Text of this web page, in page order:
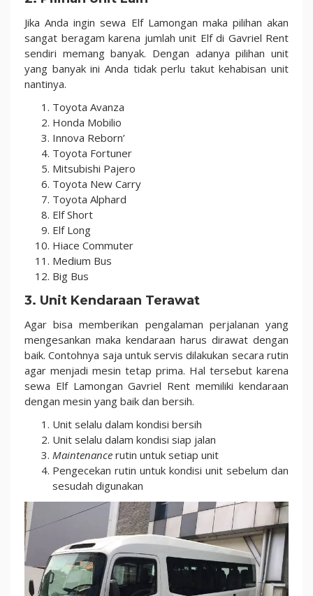
Jika Anda ingin sewa Elf Lamongan maka pilihan akan
sangat beragam karena jumlah unit Elf di Gavriel Rent
sendiri memang banyak. Dengan adanya pilihan unit
yang banyak ini Anda tidak perlu takut kehabisan unit
nantinya.
Toyota Avanza
Honda Mobilio
Innova Reborn’
Toyota Fortuner
Mitsubishi Pajero
Toyota New Carry
Toyota Alphard
Elf Short
Elf Long
Hiace Commuter
Medium Bus
Big Bus
3. Unit Kendaraan Terawat
Agar bisa memberikan pengalaman perjalanan yang
mengesankan maka kendaraan harus dirawat dengan
baik. Contohnya saja untuk servis dilakukan secara rutin
agar menjadi mesin tetap prima. Hal tersebut karena
sewa Elf Lamongan Gavriel Rent memiliki kendaraan
dengan mesin yang baik dan bersih.
Unit selalu dalam kondisi bersih
Unit selalu dalam kondisi siap jalan
Maintenance rutin untuk setiap unit
Pengecekan rutin untuk kondisi unit sebelum dan
sesudah digunakan